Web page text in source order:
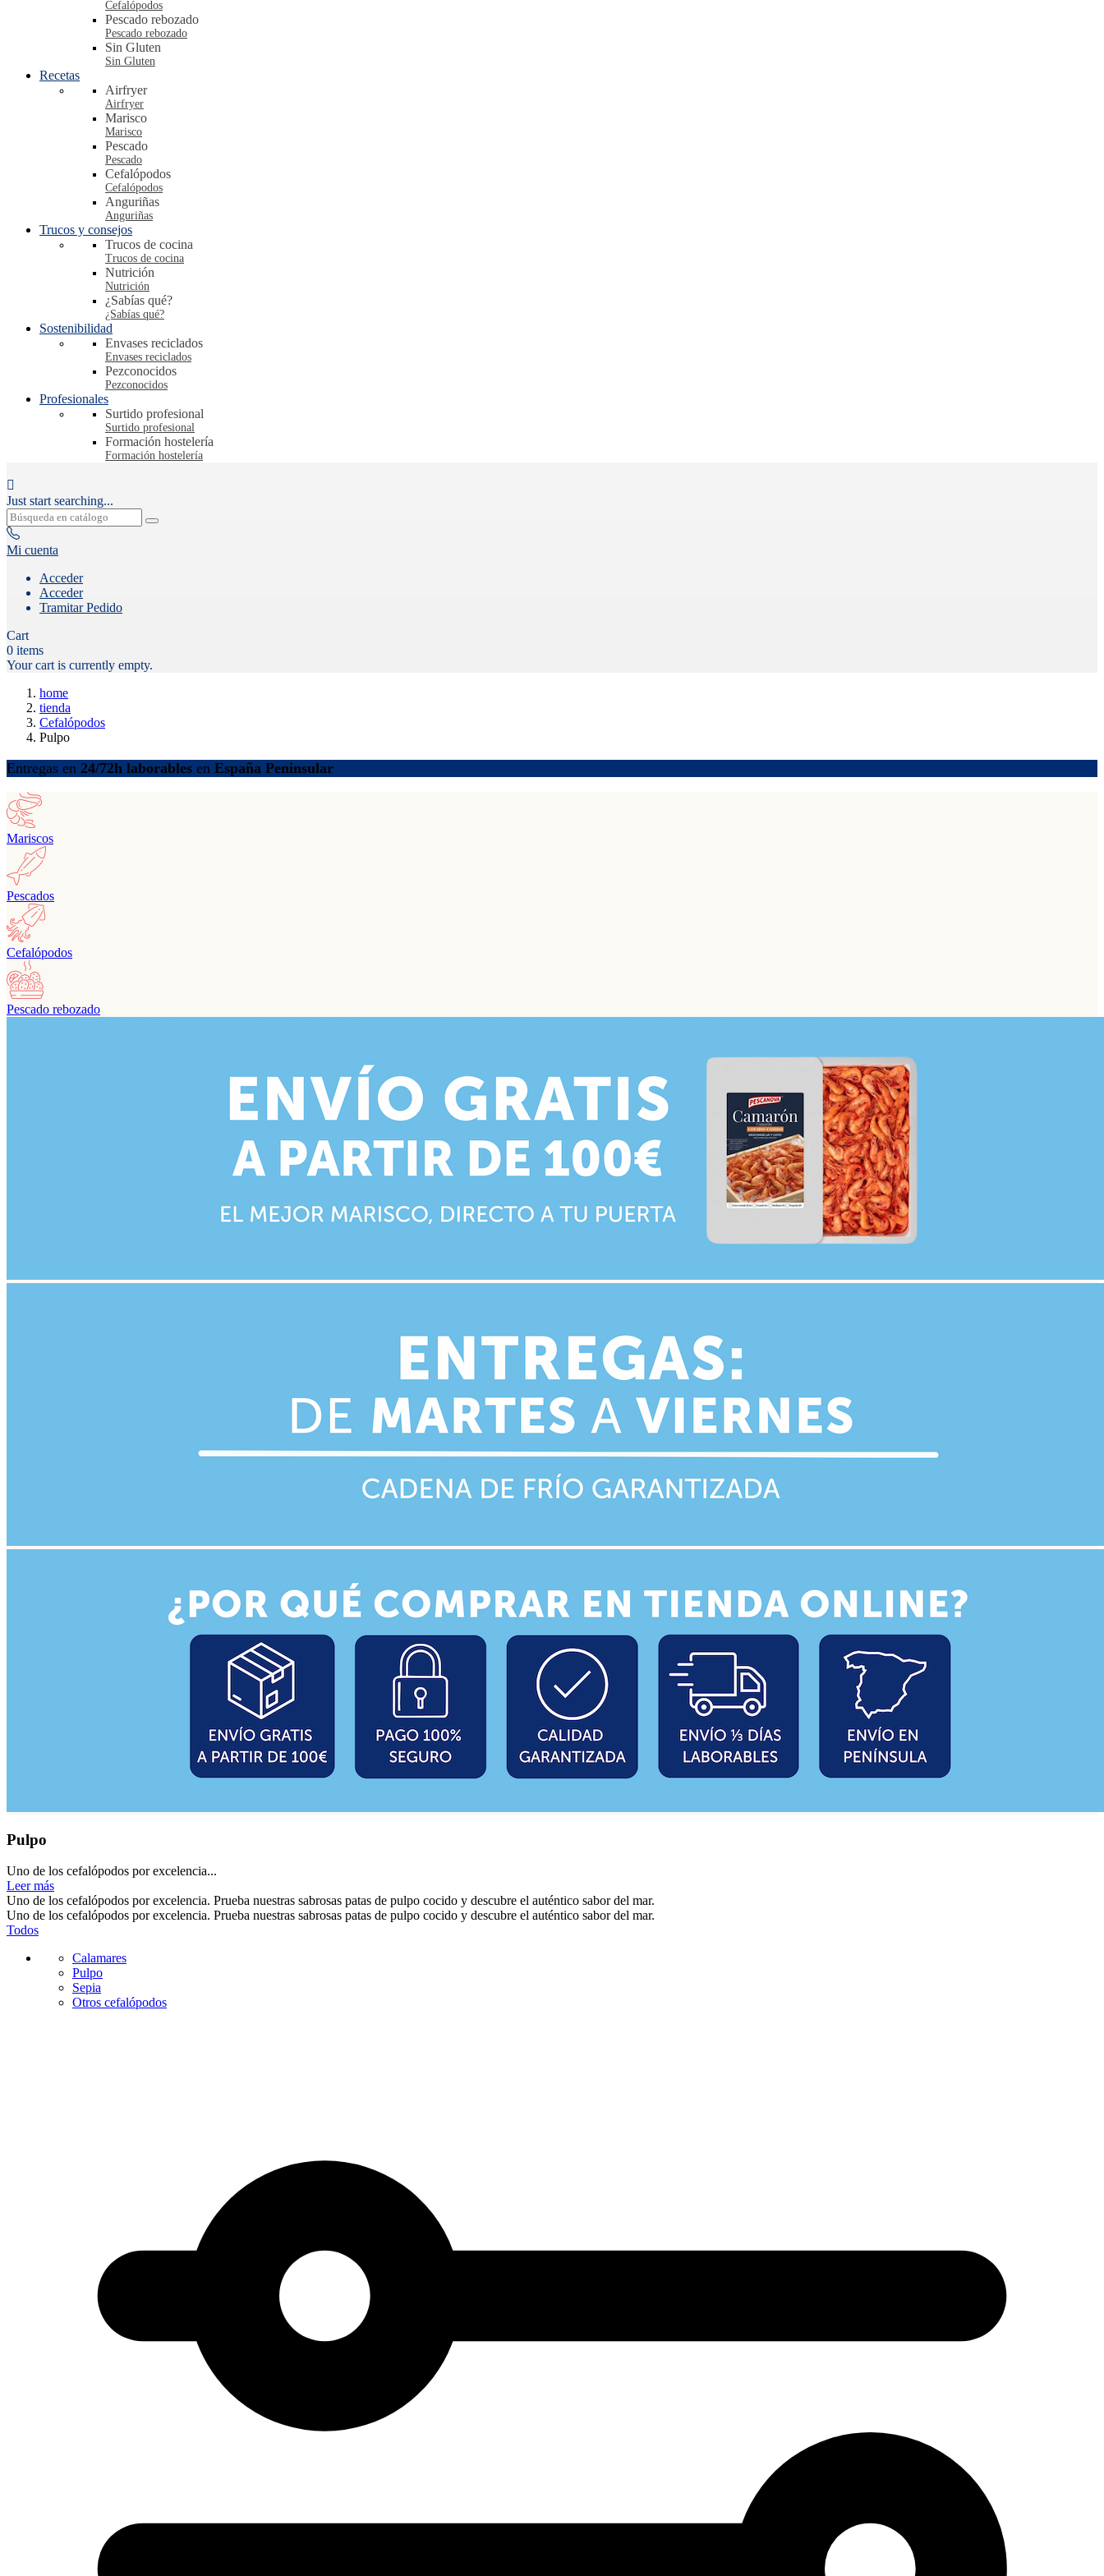
Cefalópodos
Pescado rebozado
Pescado rebozado
Sin Gluten
Sin Gluten
Recetas
Airfryer
Airfryer
Marisco
Marisco
Pescado
Pescado
Cefalópodos
Cefalópodos
Anguriñas
Anguriñas
Trucos y consejos
Trucos de cocina
Trucos de cocina
Nutrición
Nutrición
¿Sabías qué?
¿Sabías qué?
Sostenibilidad
Envases reciclados
Envases reciclados
Pezconocidos
Pezconocidos
Profesionales
Surtido profesional
Surtido profesional
Formación hostelería
Formación hostelería

Just start searching...
Mi cuenta
Acceder
Acceder
Tramitar Pedido
Cart
0 items
Your cart is currently empty.
home
tienda
Cefalópodos
Pulpo
Entregas en 24/72h laborables en España Peninsular
Mariscos
Pescados
Cefalópodos
Pescado rebozado
Pulpo
Uno de los cefalópodos por excelencia...
Leer más
Uno de los cefalópodos por excelencia. Prueba nuestras sabrosas patas de pulpo cocido y descubre el auténtico sabor del mar.
Uno de los cefalópodos por excelencia. Prueba nuestras sabrosas patas de pulpo cocido y descubre el auténtico sabor del mar.
Todos
Calamares
Pulpo
Sepia
Otros cefalópodos